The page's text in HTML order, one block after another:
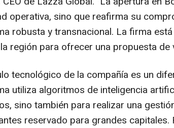
operativa, sino que reafirma su
robusta y transnacional. La firma
región para ofrecer una propuesta de
tecnológico de la compañía es un
utiliza algoritmos de inteligencia
sino también para realizar una
reservado para grandes capitales.